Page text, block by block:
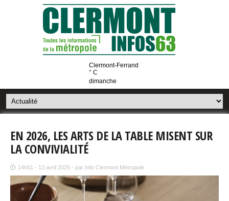
Clermont-Ferrand
° C
dimanche
EN 2026, LES ARTS DE LA TABLE MISENT SUR
LA CONVIVIALITÉ
14h51 - 13 avril 2026 - par Info Clermont Métropole